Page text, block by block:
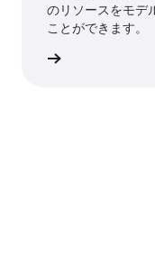
のリソースをモデ
ことができます。